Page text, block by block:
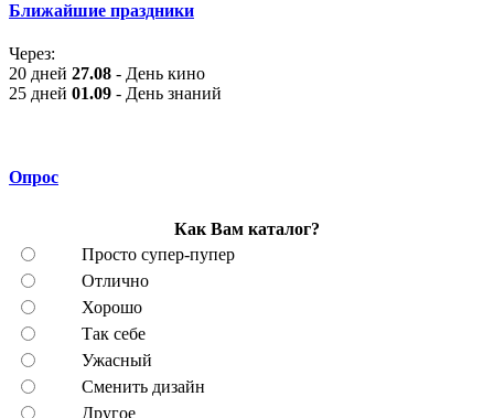
Ближайшие праздники
Через:
20 дней 27.08 - День кино
25 дней 01.09 - День знаний
Опрос
Как Вам каталог?
Просто супер-пупер
Отлично
Хорошо
Так себе
Ужасный
Сменить дизайн
Другое